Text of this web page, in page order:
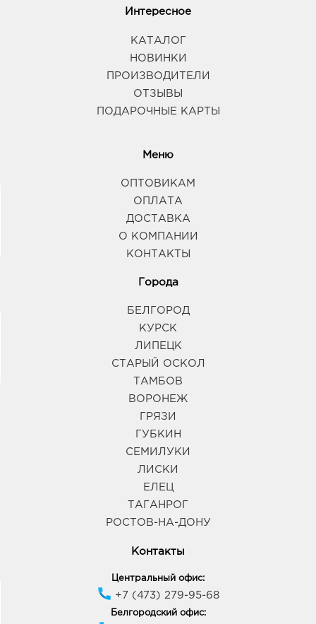
Интересное
КАТАЛОГ
НОВИНКИ
ПРОИЗВОДИТЕЛИ
ОТЗЫВЫ
ПОДАРОЧНЫЕ КАРТЫ
Меню
ОПТОВИКАМ
ОПЛАТА
ДОСТАВКА
О КОМПАНИИ
КОНТАКТЫ
Города
БЕЛГОРОД
КУРСК
ЛИПЕЦК
СТАРЫЙ ОСКОЛ
ТАМБОВ
ВОРОНЕЖ
ГРЯЗИ
ГУБКИН
СЕМИЛУКИ
ЛИСКИ
ЕЛЕЦ
ТАГАНРОГ
РОСТОВ-НА-ДОНУ
Контакты
Центральный офис:
+7 (473) 279-95-68
Белгородский офис: